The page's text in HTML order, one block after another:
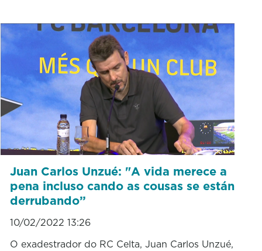
Juan Carlos Unzué: "A vida merece a
pena incluso cando as cousas se están
derrubando”
10/02/2022 13:26
O exadestrador do RC Celta, Juan Carlos Unzué,